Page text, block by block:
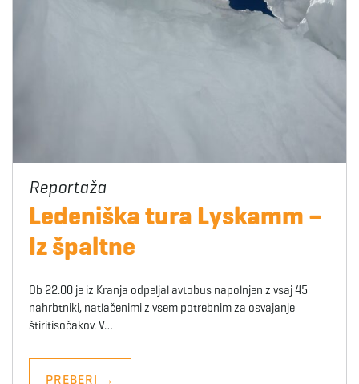
Ledeniška tura Lyskamm –
Iz špaltne
Ob 22.00 je iz Kranja odpeljal avtobus napolnjen z vsaj 45
nahrbtniki, natlačenimi z vsem potrebnim za osvajanje
štiritisočakov. V…
PREBERI →